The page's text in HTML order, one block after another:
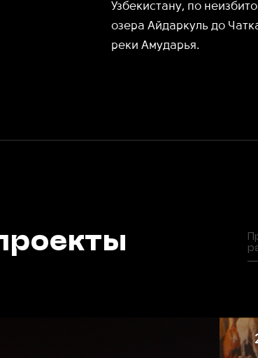
Узбекистану, по
озера Айдаркуль до
реки Амударья.